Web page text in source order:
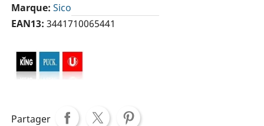
Marque Sico
EAN13 3441710065441
Partager